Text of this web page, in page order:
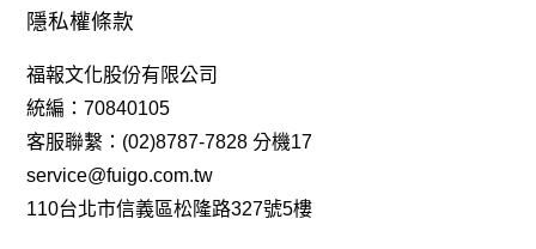
隱私權條款
福報文化股份有限公司
統編：70840105
客服聯繫：(02)8787-7828 分機17
service@fuigo.com.tw
110台北市信義區松隆路327號5樓